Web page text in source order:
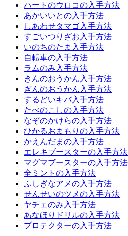
ハートのウロコの入手方法
あかいいとの入手方法
しあわせタマゴ入手方法
すごいつりざお入手方法
いのちのたま入手方法
自転車の入手方法
ラムのみ入手方法
きんのおうかん入手方法
ぎんのおうかん入手方法
するどいキバ入手方法
たべのこしの入手方法
なぞのかけらの入手方法
ひかるおまもりの入手方法
かえんだまの入手方法
エレキブースターの入手方法
マグマブースターの入手方法
全ミントの入手方法
ふしぎなアメの入手方法
せんせいのツメの入手方法
ヤチェのみ入手方法
あなほりドリルの入手方法
プロテクターの入手方法